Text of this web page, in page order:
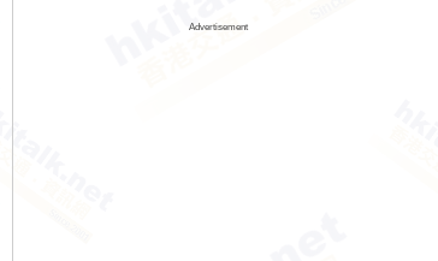
Advertisement